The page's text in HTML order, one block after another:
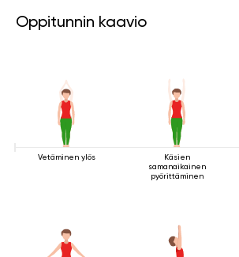
Oppitunnin kaavio
Vetäminen ylös
Käsien
samanaikainen
pyörittäminen